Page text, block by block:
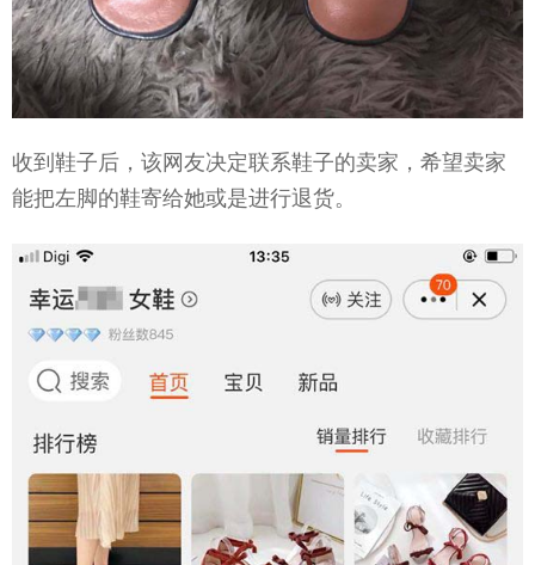
收到鞋子后，该网友决定联系鞋子的卖家，希望卖家
能把左脚的鞋寄给她或是进行退货。